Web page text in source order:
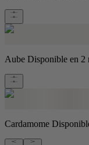
Aube Disponible en 2
Cardamome